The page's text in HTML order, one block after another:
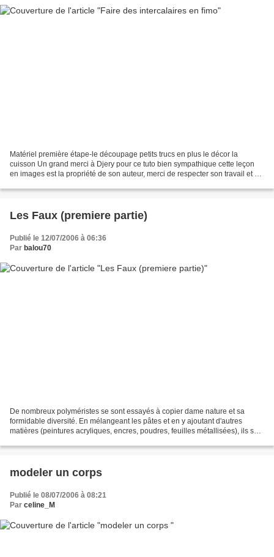
Matériel première étape-le découpage petits trucs en plus le décor la
cuisson Un grand merci à Djery pour ce tuto bien sympathique cette leçon
en images est la propriété de son auteur, merci de respecter son travail et de
Les Faux (premiere partie)
Publié le 12/07/2006 à 06:36
Par balou70
De nombreux polyméristes se sont essayés à copier dame nature et sa
formidable diversité. En mélangeant les pâtes et en y ajoutant d'autres
matières (peintures acryliques, encres, poudres, feuilles métallisées), ils sont
modeler un corps
Publié le 08/07/2006 à 08:21
Par celine_M